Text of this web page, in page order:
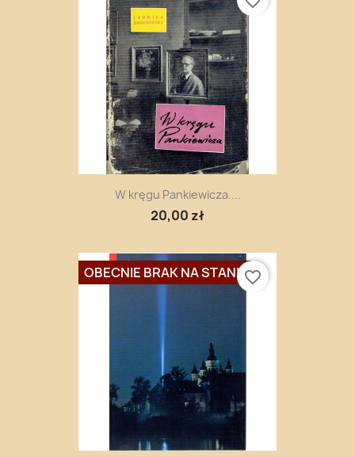
W kręgu Pankiewicza....
20,00 zł
OBECNIE BRAK NA STANIEfavorite_border